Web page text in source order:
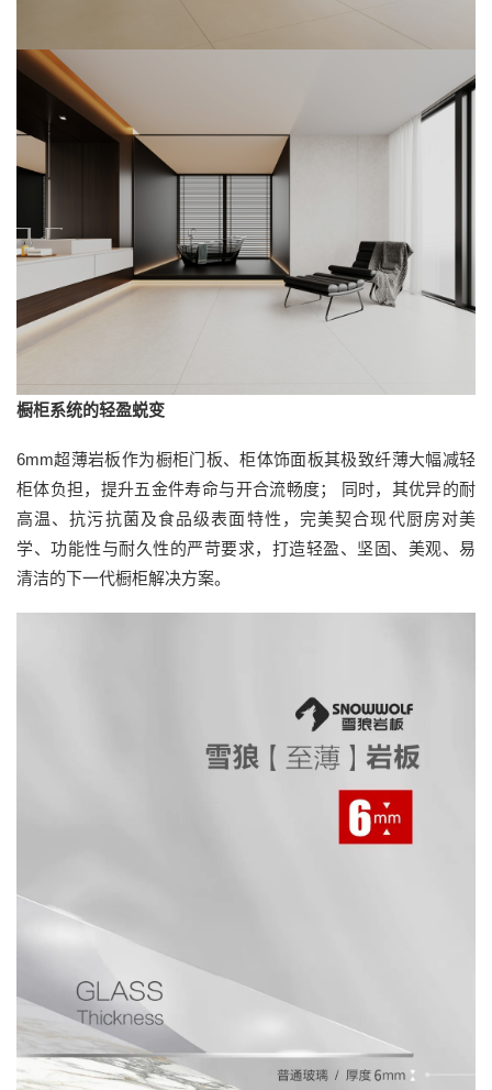
橱柜系统的轻盈蜕变
6mm超薄岩板作为橱柜门板、柜体饰面板其极致纤薄大幅减轻
柜体负担，提升五金件寿命与开合流畅度； 同时，其优异的耐
高温、抗污抗菌及食品级表面特性，完美契合现代厨房对美
学、功能性与耐久性的严苛要求，打造轻盈、坚固、美观、易
清洁的下一代橱柜解决方案。